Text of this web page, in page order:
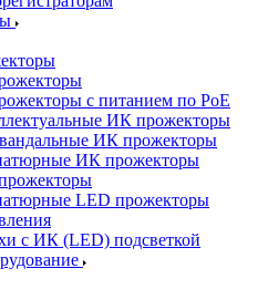
с питанием по PoE
ИК прожекторы
ИК прожекторы
ИК прожекторы
LED прожекторы
с ИК (LED) подсветкой